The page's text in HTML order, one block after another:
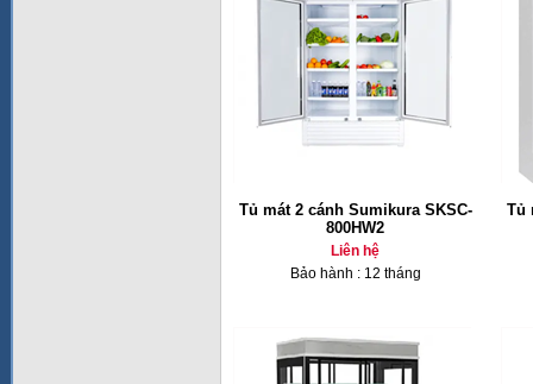
Tủ mát 2 cánh Sumikura SKSC-
800HW2
Liên hệ
Bảo hành : 12 tháng
Tủ